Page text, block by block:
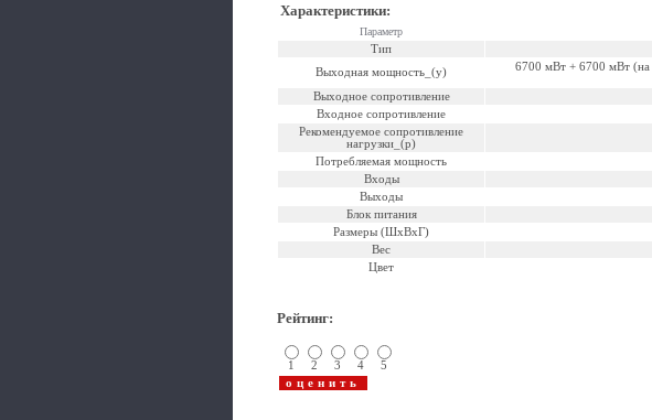
Характеристики:
Параметр
Тип
Выходная мощность_(у)
6700 мВт + 6700 мВт
Выходное сопротивление
Входное сопротивление
Рекомендуемое сопротивление
нагрузки_(р)
Потребляемая мощность
Входы
Выходы
Блок питания
Размеры (ШхВхГ)
Вес
Цвет
Рейтинг:
1 2 3 4 5